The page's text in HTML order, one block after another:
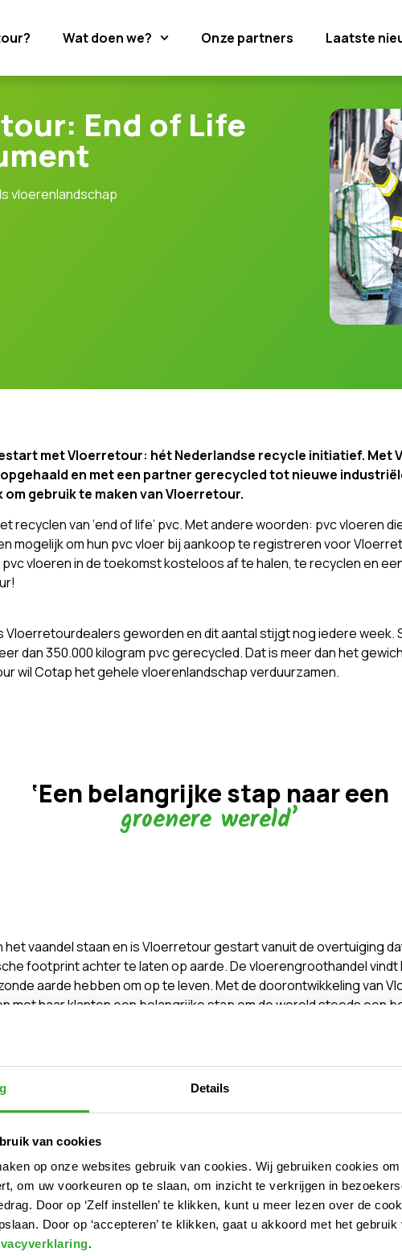
Details
van cookies
op onze websites gebruik van cookies. Wij gebruiken cookies
om uw voorkeuren op te slaan, om inzicht te verkrijgen in
Door op ‘Zelf instellen’ te klikken, kunt u meer lezen over de
Door op ‘accepteren’ te klikken, gaat u akkoord met het
.
Wat doen we? Onze partners Laatste
End of Life
vloerenlandschap
met Vloerretour: hét Nederlandse recycle initiatief. Met
en met een partner gerecycled tot nieuwe
gebruik te maken van Vloerretour.
recyclen van ‘end of life’ pvc. Met andere woorden: pvc vloeren
mogelijk om hun pvc vloer bij aankoop te registreren voor
vloeren in de toekomst kosteloos af te halen, te recyclen en
Vloerretourdealers geworden en dit aantal stijgt nog iedere
dan 350.000 kilogram pvc gerecycled. Dat is meer dan het
wil Cotap het gehele vloerenlandschap verduurzamen.
‘Een belangrijke stap naar een
groenere wereld’
vaandel staan en is Vloerretour gestart vanuit de overtuiging
footprint achter te laten op aarde. De vloerengroothandel
aarde hebben om op te leven. Met de doorontwikkeling van
met haar klanten een belangrijke stap om de wereld steeds een
volgens het volgende drie stappenplan voor de consument.
deze binnen 30 dagen te registeren wordt de garantie